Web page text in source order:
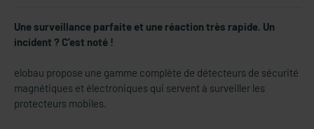
Une surveillance parfaite et une réaction très rapide. Un
incident ? C’est noté !
elobau propose une gamme complète de détecteurs de sécurité
magnétiques et électroniques qui servent à surveiller les
protecteurs mobiles.